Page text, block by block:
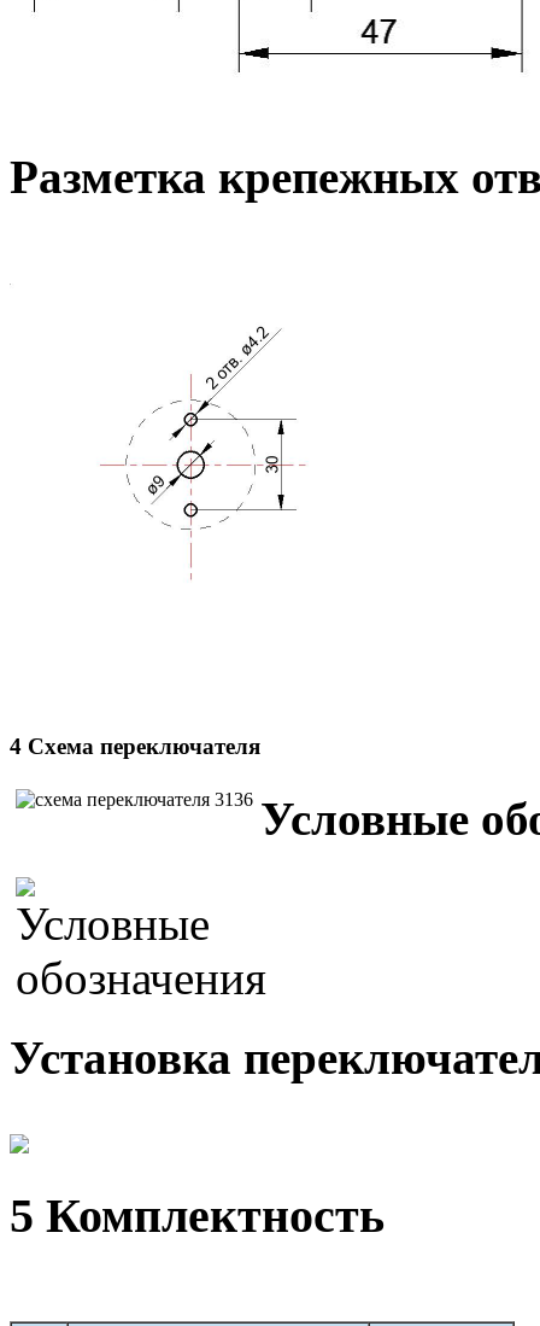
Разметка крепежных
4 Схема переключателя
Условные
Установка
5 Комплектность